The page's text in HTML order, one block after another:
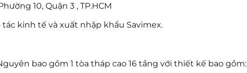
10, Quận 3 , TP.HCM
kinh tế và xuất nhập khẩu Savimex.
bao gồm 1 tòa tháp cao 16 tầng với thiết kế bao gồm: